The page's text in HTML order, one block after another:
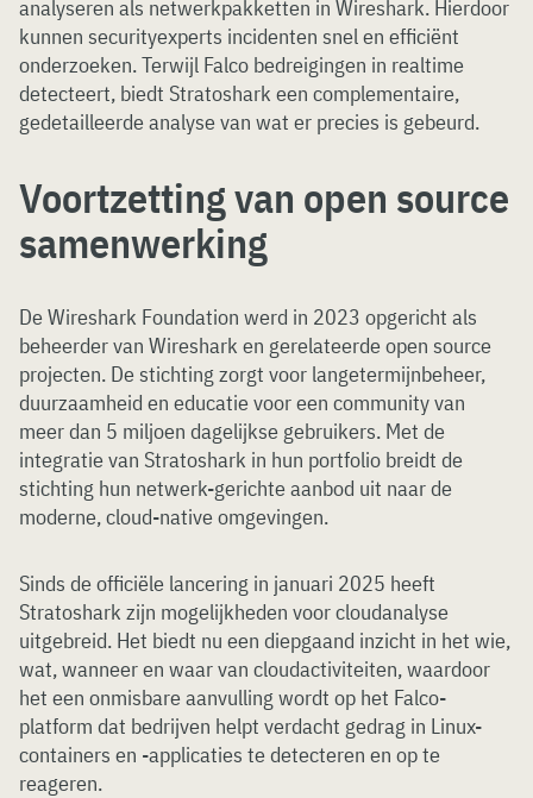
analyseren als netwerkpakketten in Wireshark. Hierdoor
kunnen securityexperts incidenten snel en efficiënt
onderzoeken. Terwijl Falco bedreigingen in realtime
detecteert, biedt Stratoshark een complementaire,
gedetailleerde analyse van wat er precies is gebeurd.
Voortzetting van open source
samenwerking
De Wireshark Foundation werd in 2023 opgericht als
beheerder van Wireshark en gerelateerde open source
projecten. De stichting zorgt voor langetermijnbeheer,
duurzaamheid en educatie voor een community van
meer dan 5 miljoen dagelijkse gebruikers. Met de
integratie van Stratoshark in hun portfolio breidt de
stichting hun netwerk-gerichte aanbod uit naar de
moderne, cloud-native omgevingen.
Sinds de officiële lancering in januari 2025 heeft
Stratoshark zijn mogelijkheden voor cloudanalyse
uitgebreid. Het biedt nu een diepgaand inzicht in het wie,
wat, wanneer en waar van cloudactiviteiten, waardoor
het een onmisbare aanvulling wordt op het Falco-
platform dat bedrijven helpt verdacht gedrag in Linux-
containers en -applicaties te detecteren en op te
reageren.